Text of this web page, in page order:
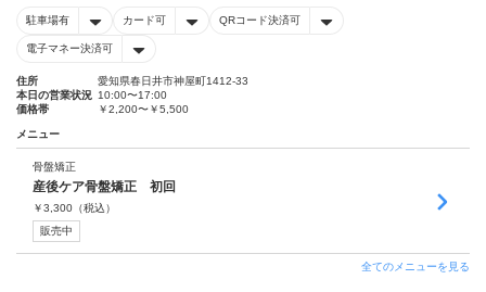
駐車場有 カード可 QRコード決済可
電子マネー決済可
住所
愛知県春日井市神屋町1412-33
本日の営業状況 10:00〜17:00
価格帯
￥2,200〜￥5,500
メニュー
骨盤矯正
産後ケア骨盤矯正 初回
￥3,300 （税込）
販売中
全てのメニューを見る